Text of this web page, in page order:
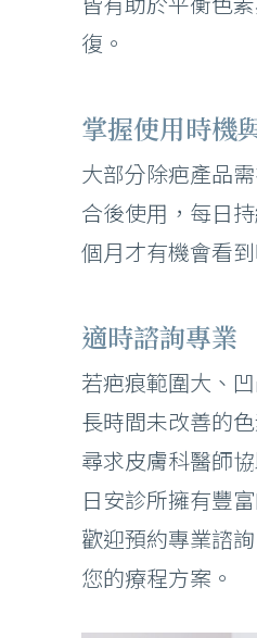
復。
掌握使用時機
大部分除疤產品
合後使用，每日
個月才有機會看
適時諮詢專業
若疤痕範圍大、
長時間未改善的
尋求皮膚科醫師
日安診所擁有豐
歡迎預約專業諮
您的療程方案。